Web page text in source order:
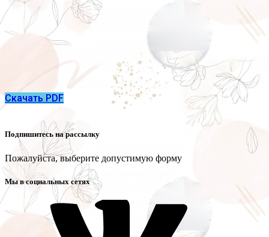
Скачать PDF
Подпишитесь на рассылку
Пожалуйста, выберите допустимую форму
Мы в социальных сетях